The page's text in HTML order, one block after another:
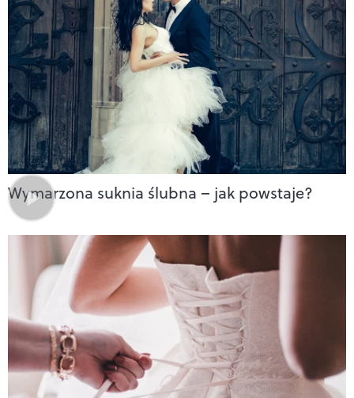
Wymarzona suknia ślubna – jak powstaje?